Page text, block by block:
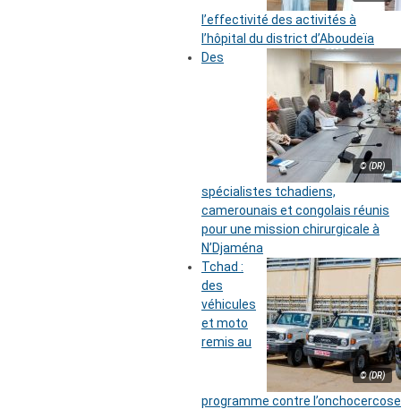
l’effectivité des activités à
l’hôpital du district d’Aboudeïa
© (DR)
Des
spécialistes tchadiens,
camerounais et congolais réunis
pour une mission chirurgicale à
N’Djaména
© (DR)
Tchad :
des
véhicules
et moto
remis au
programme contre l’onchocercose